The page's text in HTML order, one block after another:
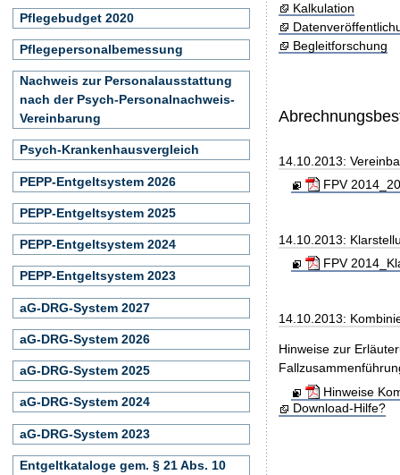
Kalkulation
Begleitforschung
14.10.2013:
FPV
14.10.2013:
FPV
14.10.2013:
Hinweise zur
Hinweise
Download-Hilfe?
Pflegebudget 2020
Pflegepersonalbemessung
Nachweis zur Personalausstattung
nach der Psych-Personalnachweis-
Vereinbarung
Psych-Krankenhausvergleich
PEPP-Entgeltsystem 2026
PEPP-Entgeltsystem 2025
PEPP-Entgeltsystem 2024
PEPP-Entgeltsystem 2023
aG-DRG-System 2027
aG-DRG-System 2026
aG-DRG-System 2025
aG-DRG-System 2024
aG-DRG-System 2023
Entgeltkataloge gem. § 21 Abs. 10